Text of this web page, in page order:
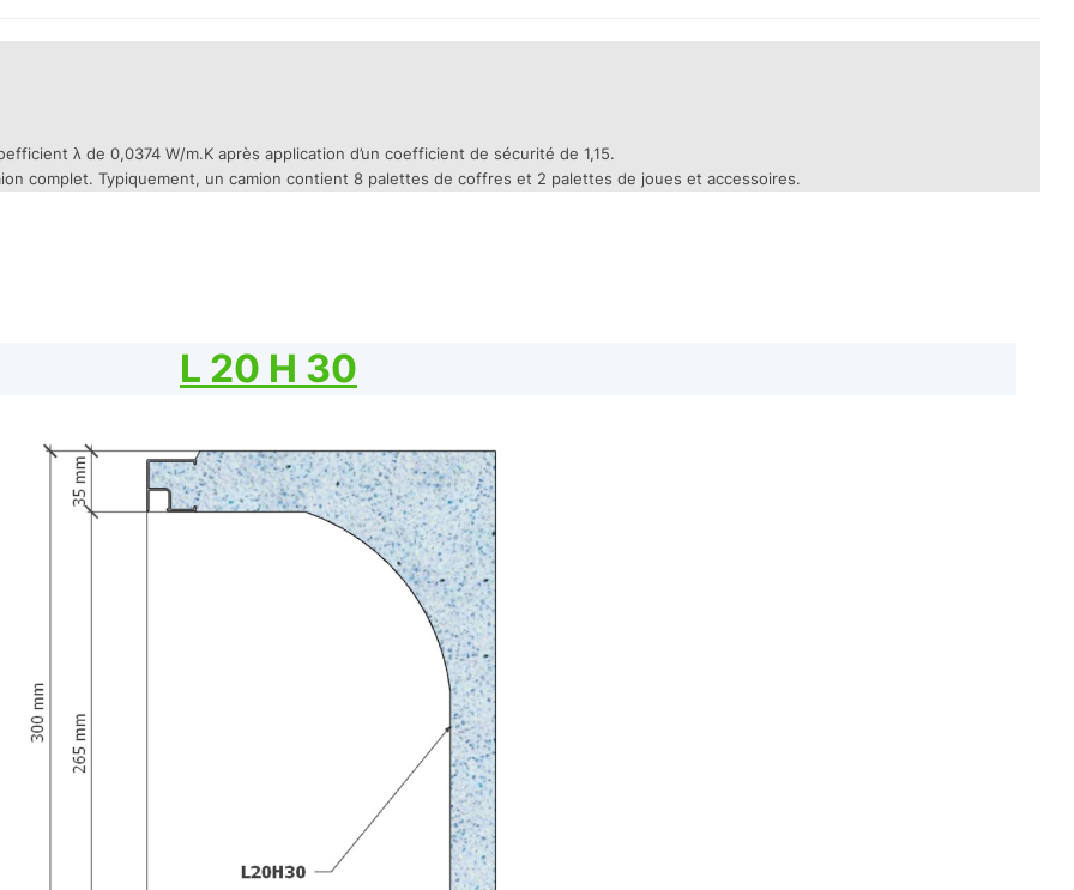
λ de 0,0374 W/m.K après application d’un coefficient de sécurité de 1,15.
complet. Typiquement, un camion contient 8 palettes de coffres et 2 palettes de joues et accessoires.
L 20 H 30